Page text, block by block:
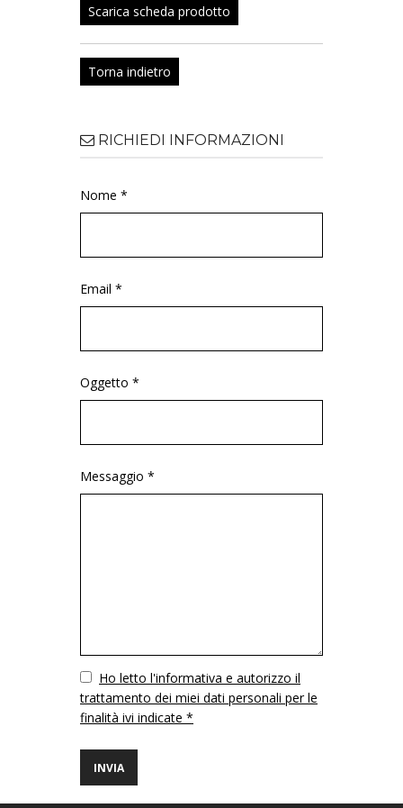
Scarica scheda prodotto
Torna indietro
RICHIEDI INFORMAZIONI
Nome *
Email *
Oggetto *
Messaggio *
VuotoHo letto l'informativa e autorizzo il
trattamento dei miei dati personali per le
finalità ivi indicate *